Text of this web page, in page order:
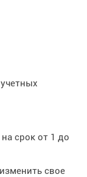
срок от 1 до
свое